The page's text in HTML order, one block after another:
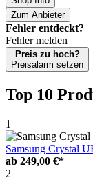
Zum Anbieter
Fehler entdeckt?
Fehler melden
Preis zu hoch?
Preisalarm setzen
Top 10
1
Samsung Crystal
ab 249,00 €*
2